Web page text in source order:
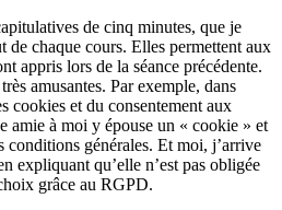
de cinq minutes, que je
de chaque cours. Elles permettent aux
appris lors de la séance précédente.
amusantes. Par exemple, dans
cookies et du consentement aux
amie à moi y épouse un « cookie » et
conditions générales. Et moi, j’arrive
expliquant qu’elle n’est pas obligée
grâce au RGPD.